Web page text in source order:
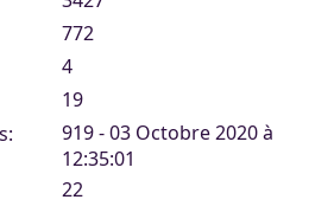
772
4
19
919 - 03 Octobre 2020 à
12:35:01
22